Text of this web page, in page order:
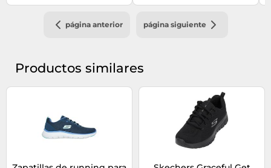
página anterior página siguiente
Productos similares